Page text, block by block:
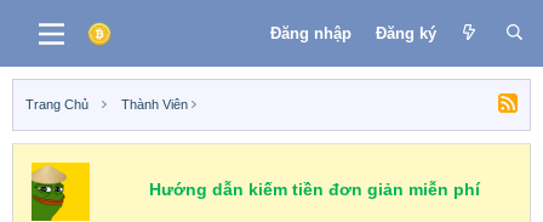
Đăng nhập Đăng ký
Trang Chủ Thành Viên
Hướng dẫn kiếm tiền đơn giản miễn phí